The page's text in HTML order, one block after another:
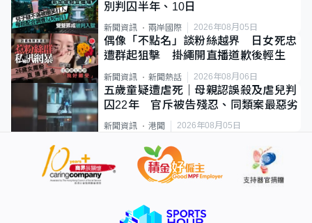
別判囚半年、10日
新聞資訊 兩岸國際 2026年08月05日
偶像「不點名」談粉絲越界 日女死忠
遭群起狙擊 掛繩開直播道歉後輕生
新聞資訊 新聞熱話 2026年08月06日
五歲童疑遭虐死｜母親認誤殺及虐兒判
囚22年 官斥被告殘忍、同類案最惡劣
新聞資訊 港聞 2026年08月05日